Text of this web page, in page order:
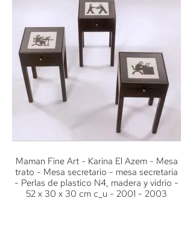
Maman Fine Art - Karina El Azem - Mesa
trato - Mesa secretario - mesa secretaria
- Perlas de plastico N4, madera y vidrio -
52 x 30 x 30 cm c_u - 2001 - 2003